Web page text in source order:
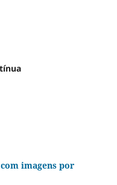
imagens por